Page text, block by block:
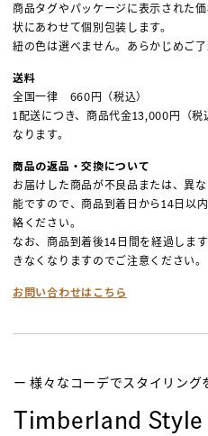
商品タグやパッケージに表示された
状にあわせて個別包装します。
紐の色は選べません。あらかじめご了
送料
全国一律 660円（税込）
1配送につき、商品代金13,000円（税
なります。
商品の返品・交換について
お届けした商品が不良品または、異
能ですので、商品到着日から14日以
絡ください。
なお、商品到着後14日間を経過しま
きなくなりますのでご注意ください。
お問い合わせはこちら
ー 様々なコーデでスタイリング
Timberland Style